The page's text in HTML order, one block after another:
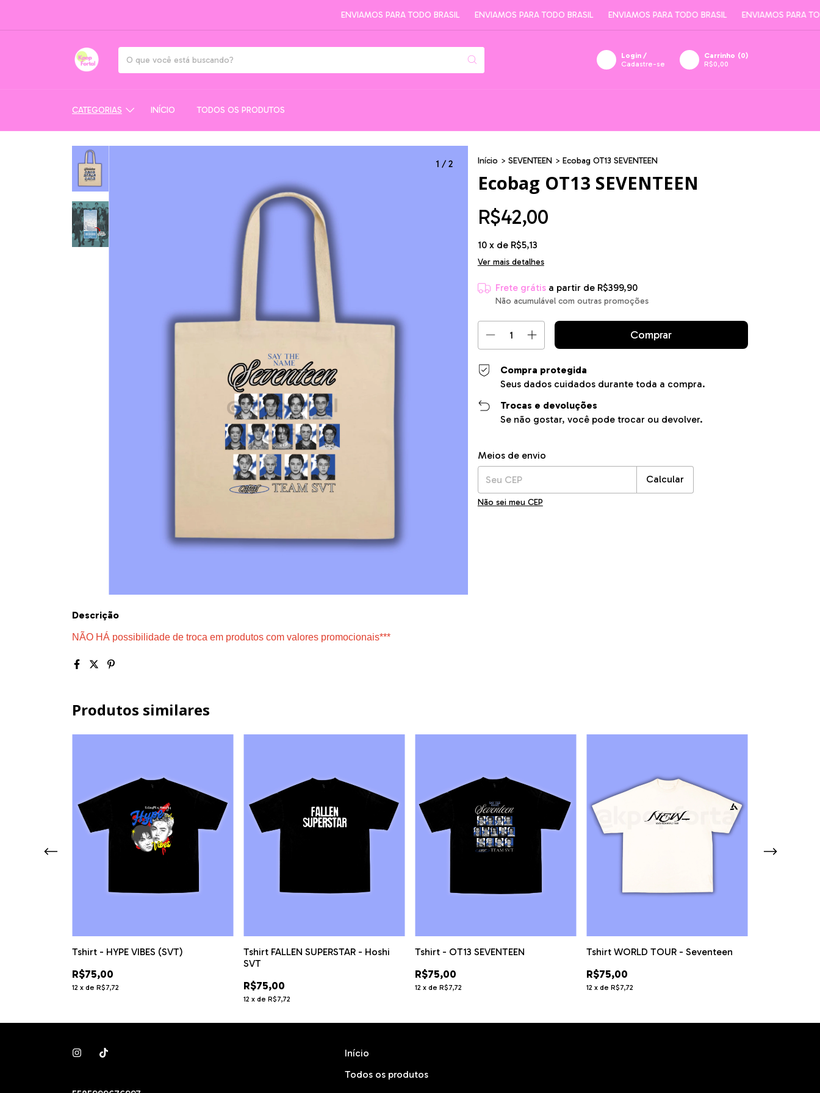
ENVIAMOS PARA TODO BRASIL ENVIAMOS PARA TODO BRASIL ENVIAMOS PARA TODO BRASIL ENVIAMOS PARA TODO
Login /
Cadastre-se
Carrinho (0)
R$0,00
CATEGORIAS INÍCIO TODOS OS PRODUTOS
1 / 2 Início > SEVENTEEN > Ecobag OT13 SEVENTEEN
Ecobag OT13 SEVENTEEN
R$42,00
10 x de R$5,13
Ver mais detalhes
Frete grátis a partir de R$399,90
Não acumulável com outras promoções
Compra protegida
Seus dados cuidados durante toda a compra.
Trocas e devoluções
Se não gostar, você pode trocar ou devolver.
Entregas para o CEP:
Meios de envio
Calcular
Não sei meu CEP
Descrição
NÃO HÁ possibilidade de troca em produtos com valores promocionais***
Produtos similares
Tshirt - HYPE VIBES (SVT)
R$75,00
12 x de R$7,72
Tshirt FALLEN SUPERSTAR - Hoshi
SVT
R$75,00
12 x de R$7,72
Tshirt - OT13 SEVENTEEN
R$75,00
12 x de R$7,72
Tshirt WORLD TOUR - Seventeen
R$75,00
12 x de R$7,72
Início
Todos os produtos